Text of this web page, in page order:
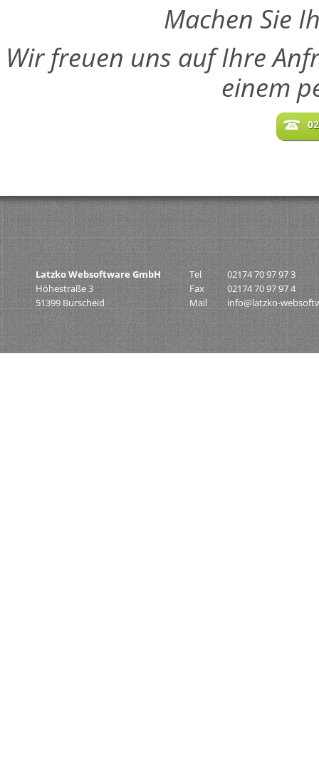
Machen Sie
Wir freuen uns auf Ihre
einem
Latzko Websoftware GmbH
Höhestraße 3
51399 Burscheid
Tel
02174 70 97 97 3
Fax
02174 70 97 97 4
Mail
info@latzko-